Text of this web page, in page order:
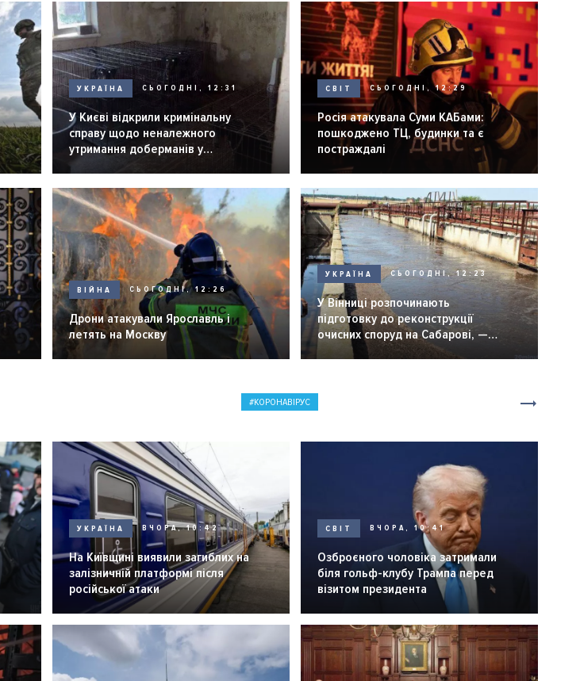
УКРАЇНА СЬОГОДНІ, 12:31
У Києві відкрили кримінальну
справу щодо неналежного
утримання доберманів у
розпліднику
СВІТ СЬОГОДНІ, 12:29
Росія атакувала Суми КАБами:
пошкоджено ТЦ, будинки та є
постраждалі
ВІЙНА СЬОГОДНІ, 12:26
Дрони атакували Ярославль і
летять на Москву
УКРАЇНА СЬОГОДНІ, 12:23
У Вінниці розпочинають
підготовку до реконструкції
очисних споруд на Сабарові, —
мер Вінниці.
КОРОНАВІРУС
УКРАЇНА ВЧОРА, 10:42
На Київщині виявили загиблих на
залізничній платформі після
російської атаки
СВІТ ВЧОРА, 10:41
Озброєного чоловіка затримали
біля гольф-клубу Трампа перед
візитом президента